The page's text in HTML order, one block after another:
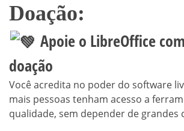
Doação:
Apoie o LibreOffice
doação
Você acredita no poder do software
mais pessoas tenham acesso a
qualidade, sem depender de grandes